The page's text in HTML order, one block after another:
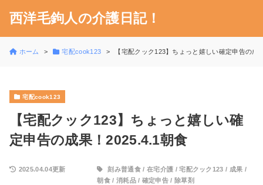
西洋毛鉤人の介護日記！
ホーム 宅配cook123 【宅配クック123】ちょっと嬉しい確定申告の成
宅配cook123
【宅配クック123】ちょっと嬉しい確
定申告の成果！2025.4.1朝食
2025.04.04更新 刻み普通食/ 在宅介護 /宅配クック123 / 成果 /
朝食/ 消耗品/ 確定申告 / 除草剤